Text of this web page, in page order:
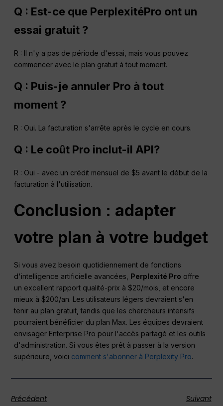
Q : Est-ce que PerplexitéPro ont un
essai gratuit ?
R : Il n'y a pas de période d'essai, mais vous pouvez
commencer avec le plan gratuit à tout moment.
Q : Puis-je annuler Pro à tout
moment ?
R : Oui. La facturation s'arrête après le cycle en cours.
Q : Le coût Pro inclut-il API?
R : Oui - avec un crédit mensuel de $5 avant le début de la
facturation à l'utilisation.
Conclusion : adapter
votre plan à votre budget
Si vous avez besoin quotidiennement de fonctions
d'intelligence artificielle avancées, Perplexité Pro offre
un excellent rapport qualité-prix à $20/mois, et encore
mieux à $200/an. Les utilisateurs légers devraient s'en
tenir au plan gratuit, tandis que les chercheurs intensifs
pourraient bénéficier du plan Max. Les équipes devraient
envisager Enterprise Pro pour l'accès partagé et les outils
d'administration. Si vous êtes prêt à passer à la version
supérieure, voici comment s'abonner à Perplexity Pro.
Précédent Suivant